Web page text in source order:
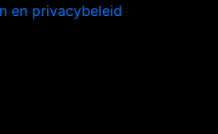
en privacybeleid